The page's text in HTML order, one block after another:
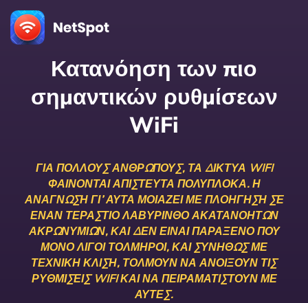
Κατανόηση των πιο
σημαντικών ρυθμίσεων
WiFi
ΓΙΑ ΠΟΛΛΟΎΣ ΑΝΘΡΏΠΟΥΣ, ΤΑ ΔΊΚΤΥΑ WIFI
ΦΑΊΝΟΝΤΑΙ ΑΠΊΣΤΕΥΤΑ ΠΟΛΎΠΛΟΚΑ. Η
ΑΝΆΓΝΩΣΗ ΓΙ’ ΑΥΤΆ ΜΟΙΆΖΕΙ ΜΕ ΠΛΟΉΓΗΣΗ ΣΕ
ΈΝΑΝ ΤΕΡΆΣΤΙΟ ΛΑΒΎΡΙΝΘΟ ΑΚΑΤΑΝΌΗΤΩΝ
ΑΚΡΩΝΥΜΊΩΝ, ΚΑΙ ΔΕΝ ΕΊΝΑΙ ΠΑΡΆΞΕΝΟ ΠΟΥ
ΜΌΝΟ ΛΊΓΟΙ ΤΟΛΜΗΡΟΊ, ΚΑΙ ΣΥΝΉΘΩΣ ΜΕ
ΤΕΧΝΙΚΉ ΚΛΊΣΗ, ΤΟΛΜΟΎΝ ΝΑ ΑΝΟΊΞΟΥΝ ΤΙΣ
ΡΥΘΜΊΣΕΙΣ WIFI ΚΑΙ ΝΑ ΠΕΙΡΑΜΑΤΙΣΤΟΎΝ ΜΕ
ΑΥΤΈΣ.